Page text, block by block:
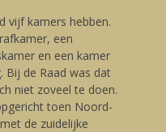
vijf kamers hebben.
een
en een kamer
Bij de Raad was dat
niet zoveel te doen.
toen Noord-
de zuidelijke